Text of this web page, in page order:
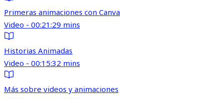
Primeras animaciones con Canva
Video - 00:21:29 mins
Historias Animadas
Video - 00:15:32 mins
Más sobre videos y animaciones